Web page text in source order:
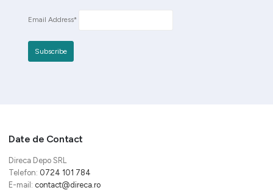
Email Address*
Date de Contact
Direca Depo SRL
Telefon: 0724 101 784
E-mail: contact@direca.ro